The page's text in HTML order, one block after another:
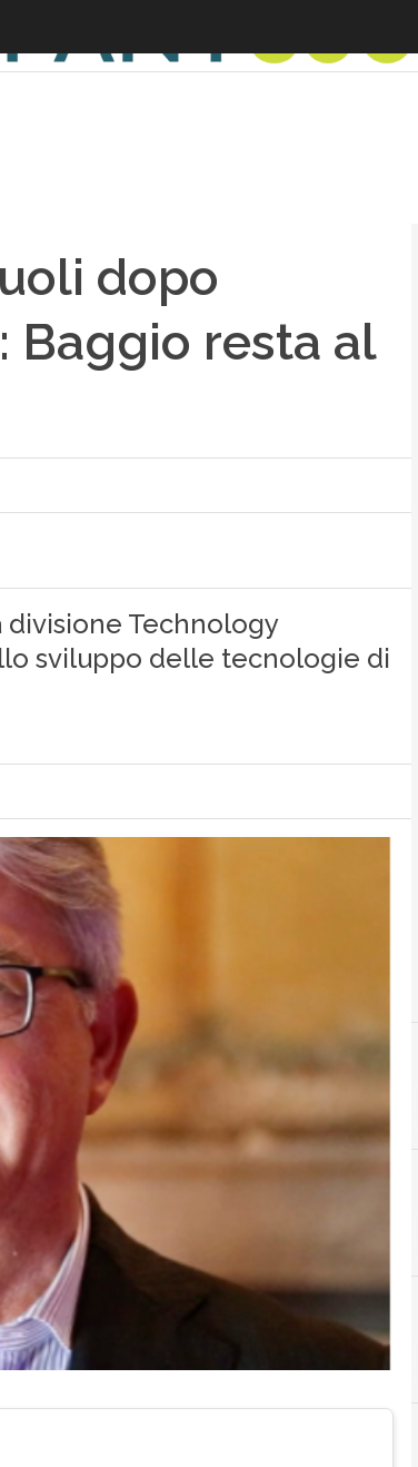
dopo
Baggio resta al
divisione Technology
sviluppo delle tecnologie di
Andrea